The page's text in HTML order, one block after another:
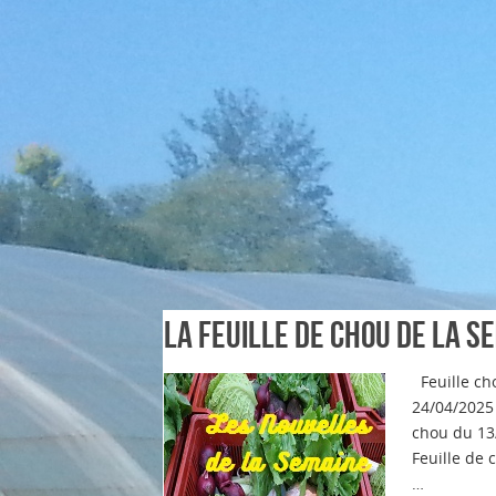
La feuille de chou de la
Feuille
24/04/
chou du
Feuille de
…